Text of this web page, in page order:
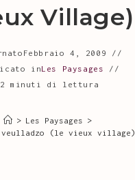
Village)
Febbraio 4, 2009
inLes Paysages
2 minuti di lettura
> Les Paysages
>
veulladzo (le vieux village)